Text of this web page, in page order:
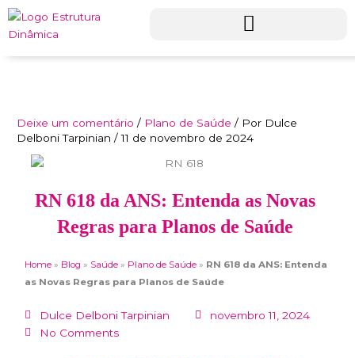
conteúdo
Deixe um comentário / Plano de Saúde / Por Dulce
Delboni Tarpinian/11 de novembro de 2024
RN 618 da ANS: Entenda as Novas
Regras para Planos de Saúde
Home » Blog » Saúde » Plano de Saúde » RN 618 da ANS: Entenda
as Novas Regras para Planos de Saúde
Dulce Delboni Tarpinian
novembro 11, 2024
No Comments